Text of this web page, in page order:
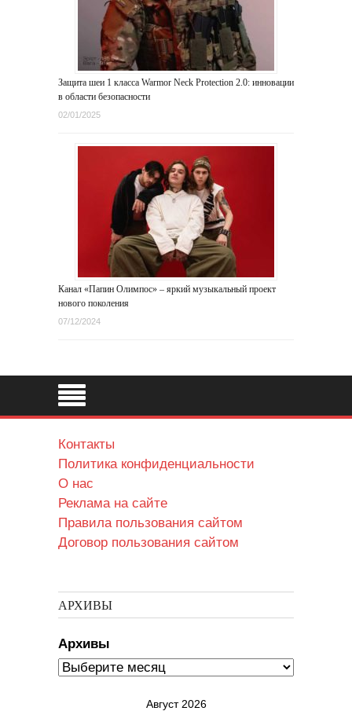
Защита шеи 1 класса Warmor Neck Protection 2.0: инновации
в области безопасности
02/01/2025
Канал «Папин Олимпос» – яркий музыкальный проект
нового поколения
07/12/2024
Контакты
Политика конфиденциальности
О нас
Реклама на сайте
Правила пользования сайтом
Договор пользования сайтом
АРХИВЫ
Архивы
Август 2026